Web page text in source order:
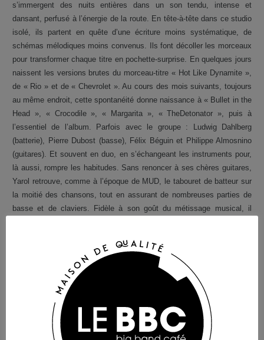
s’immergent des nuits entières dans un son tendu, intense et
dansant, perfusé à l’énergie de la route. En tête-à-tête dans ce studio
isolé, ils partent en quête d’une écriture moins systématique, de
schémas mélodiques moins convenus. Ils font décoller les morceaux
pour transformer chaque titre en pochette-surprise. En quelques jours
naissent les versions brutes du morceau-titre « Hot Like Dynamite »,
de « Rio » et de « Chevrolet ». Au cours des mois suivants, toujours
au même endroit, cette spontanéité donne naissance à « Bullet in the
Head », « Crocodile », « Margarita », « TheDetonator », puis à
l’essentiel de l’album. Parfois avec le groupe : Ludwig Dahlberg
(batterie), Pierre Dubost (basse), Félix Béguin et Philippe Almosnino
(guitares). Et souvent en duo, en s’échangeant les instruments pour,
là aussi, rompre les habitudes. Sans renoncer à ses chères guitares,
Yarol retrouve, comme à l’époque de MUD, le tabouret de batteur sur
la moitié des chansons, tout en assurant de nombreuses parties de
basse et de claviers. Fidèle à son goût du métissage musical, il
changer de genre à chaque morceau, Hot Like Dynamite mélange les
influences au cœur même des chansons. Un choix de composition
qui donne un fil conducteur à cet album conçu pour être écouté d’un
bout à l’autre, La pochette signée S4V4G3, le graphiste du duo pop
Omar Jr., illustre ainsi chacun des titres.La richesse de l’album tient
aussi à la profusion des voix. Comme pour changer de personnage
d’un titre à l’autre, Yarol emploie de nombreuses tonalités et effets